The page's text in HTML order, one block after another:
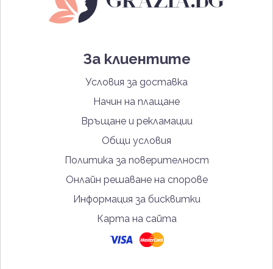
За клиентите
Условия за доставка
Начин на плащане
Връщане и рекламации
Общи условия
Политика за поверителност
Онлайн решаване на спорове
Информация за бисквитки
Карта на сайта